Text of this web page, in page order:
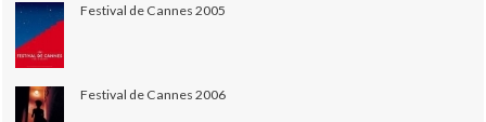
Festival de Cannes 2005
Festival de Cannes 2006